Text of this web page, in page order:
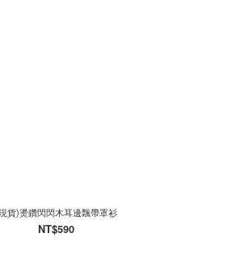
貨)燙鑽閃閃木耳邊飄帶罩衫
NT$590